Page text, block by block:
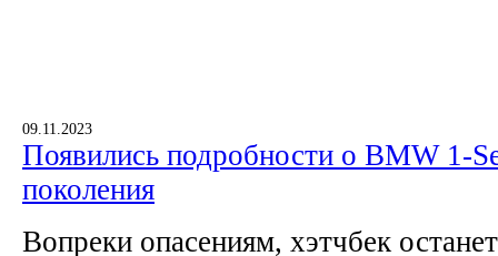
09.11.2023
Появились подробности о BMW 1-
поколения
Вопреки опасениям, хэтчбек